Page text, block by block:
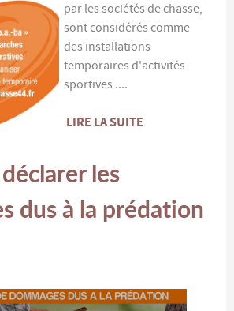
par les sociétés de chasse,
sont considérés comme
des installations
temporaires d'activités
sportives ....
LIRE LA SUITE
les
dus à la prédation